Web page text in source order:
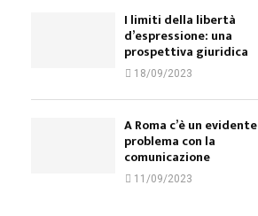
I limiti della libertà
d’espressione: una
prospettiva giuridica
18/09/2023
A Roma c’è un evidente
problema con la
comunicazione
11/09/2023